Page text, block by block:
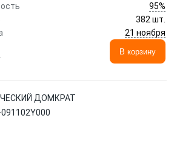
95%
382 шт.
21 ноября
В корзину
ДОМКРАТ
091102Y000